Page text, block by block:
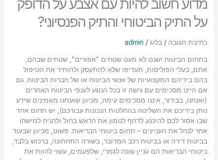
מדוע חשוב להיות עם אצבע על הדופק
על התיק הביטוחי והתיק הפנסיוני?
כתיבת תגובה / בלוג/
admin
בתחום הביטוח ישנם לא מעט שטחים "אפורים", שטחים שבהם,
אתם, בעלי הפוליסות, תעדיפו שלא להתעסק ולהותיר את הטיפול
בהם בידיהם המקצועיות של אנשי הביטוח או של חברות הביטוח. גם
אם היינו מסכימים עם גישה זו בכל הנוגע לענפי הביטוח האחרים
(ואנחנו, בבירור, איננו מסכימים עימה, מכיוון שאנחנו מאמינים שידע
נותן בידיכם את השליטה בהחלטות הנכונות עבורכם), יש תחום אחד
שבו אסור לכם להיכנע לדחף לטמון את הראש בחול ולהניח למישהו
אחר לנהל את העניינים – תחום ביטוחי הבריאות. פשוט, מכיוון שבעוד
בביטוח דירה או בביטוח רכב המדובר, בשורה התחתונה, ברכוש בלבד,
ביטוחי הבריאות הם עניין שונה לגמרי, שלפעמים, עשוי להוות את